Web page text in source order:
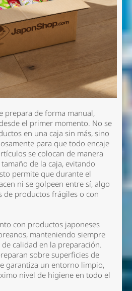
prepara de forma manual,
el primer momento. No se
en una caja sin más, sino
para que todo encaje
se colocan de manera
de la caja, evitando
permite que durante el
ni se golpeen entre sí, algo
de productos frágiles o con
con productos japoneses
manteniendo siempre
calidad en la preparación.
sobre superficies de
garantiza un entorno limpio,
nivel de higiene en todo el